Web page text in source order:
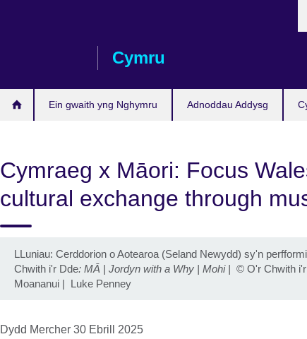
Cymru
Ein gwaith yng Nghymru Adnoddau Addysg
Cymraeg x Māori: Focus
cultural exchange through
LLuniau: Cerddorion o Aotearoa (Seland Newydd) sy'n
Chwith i'r Dde: MĀ | Jordyn with a Why | Mohi | © O'r Chwith
Moananui | Luke Penney
Dydd Mercher 30 Ebrill 2025